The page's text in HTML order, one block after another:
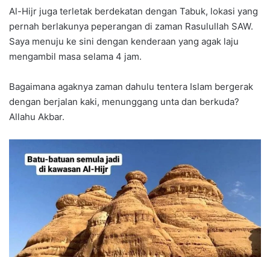
Al-Hijr juga terletak berdekatan dengan Tabuk, lokasi yang
pernah berlakunya peperangan di zaman Rasulullah SAW.
Saya menuju ke sini dengan kenderaan yang agak laju
mengambil masa selama 4 jam.
Bagaimana agaknya zaman dahulu tentera Islam bergerak
dengan berjalan kaki, menunggang unta dan berkuda?
Allahu Akbar.